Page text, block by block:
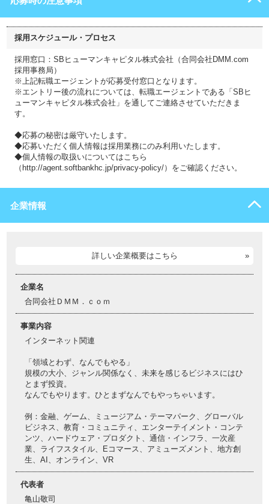
採用スケジュール・プロセス
採用窓口：SBヒューマンキャピタル株式会社（合同会社DMM.com
採用事務局）
※上記転職エージェントが応募受付窓口となります。
※エントリー後の流れについては、転職エージェントである「SBヒ
ューマンキャピタル株式会社」を通してご連絡させていただきま
す。
◆応募の秘密は厳守いたします。
◆応募いただく個人情報は採用業務にのみ利用いたします。
◆個人情報の取扱いについてはこちら
（http://agent.softbankhc.jp/privacy-policy/）をご確認ください。
企業情報
詳しい企業概要はこちら
企業名
合同会社ＤＭＭ．ｃｏｍ
事業内容
インターネット関連
「領域とわず、なんでもやる」
規模の大小、ジャンル関係なく、未来を感じるビジネスにはひ
とまず投資。
なんでもやります。ひとまずなんでもやっちゃいます。
例：金融、ゲーム、ミュージアム・テーマパーク、グローバル
ビジネス、教育・コミュニティ、エンターテイメント・コンテ
ンツ、ハードウェア・プロダクト、通信・インフラ、一次産
業、ライフスタイル、Eコマース、アミューズメント、地方創
生、AI、オンライン、VR
代表者
亀山敬司